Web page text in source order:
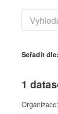
Seřadit dle
1
Organizace: